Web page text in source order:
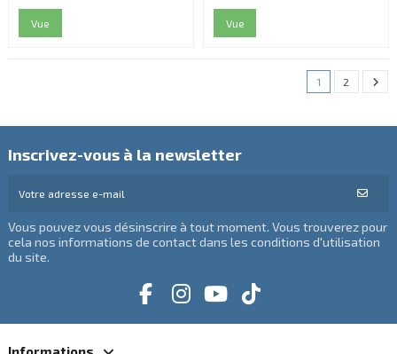
Vue Vue
1 2
Inscrivez-vous à la newsletter
Vous pouvez vous désinscrire à tout moment. Vous trouverez pour
cela nos informations de contact dans les conditions d'utilisation
du site.